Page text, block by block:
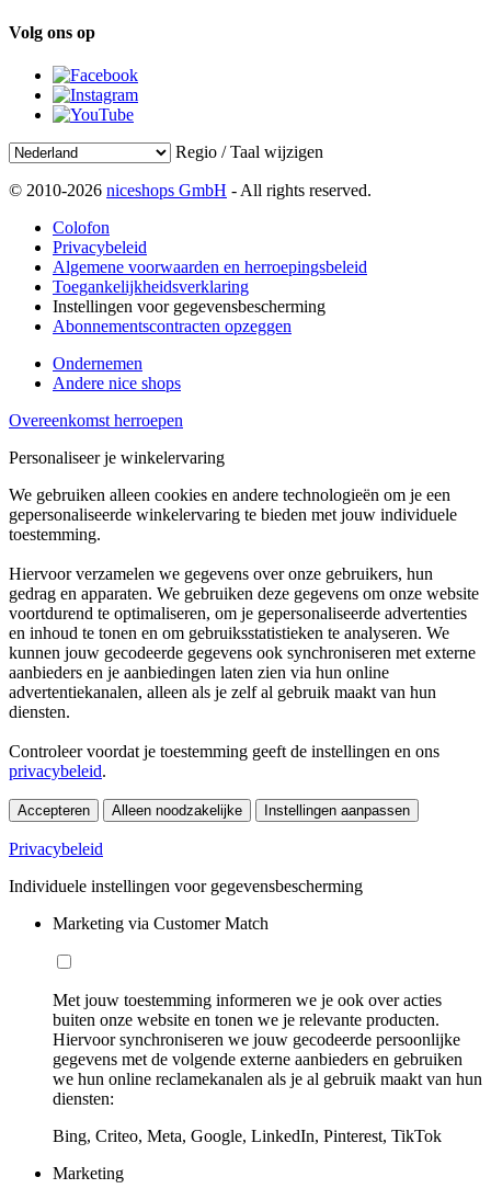
Volg ons op
Regio / Taal wijzigen
© 2010-2026 niceshops GmbH - All rights reserved.
Colofon
Privacybeleid
Algemene voorwaarden en herroepingsbeleid
Toegankelijkheidsverklaring
Instellingen voor gegevensbescherming
Abonnementscontracten opzeggen
Ondernemen
Andere nice shops
Overeenkomst herroepen
Personaliseer je winkelervaring
We gebruiken alleen cookies en andere technologieën om je een
gepersonaliseerde winkelervaring te bieden met jouw individuele
toestemming.
Hiervoor verzamelen we gegevens over onze gebruikers, hun
gedrag en apparaten. We gebruiken deze gegevens om onze website
voortdurend te optimaliseren, om je gepersonaliseerde advertenties
en inhoud te tonen en om gebruiksstatistieken te analyseren. We
kunnen jouw gecodeerde gegevens ook synchroniseren met externe
aanbieders en je aanbiedingen laten zien via hun online
advertentiekanalen, alleen als je zelf al gebruik maakt van hun
diensten.
Controleer voordat je toestemming geeft de instellingen en ons
privacybeleid.
Accepteren Alleen noodzakelijke Instellingen aanpassen
Privacybeleid
Individuele instellingen voor gegevensbescherming
Marketing via Customer Match
Met jouw toestemming informeren we je ook over acties
buiten onze website en tonen we je relevante producten.
Hiervoor synchroniseren we jouw gecodeerde persoonlijke
gegevens met de volgende externe aanbieders en gebruiken
we hun online reclamekanalen als je al gebruik maakt van hun
diensten:
Bing, Criteo, Meta, Google, LinkedIn, Pinterest, TikTok
Marketing